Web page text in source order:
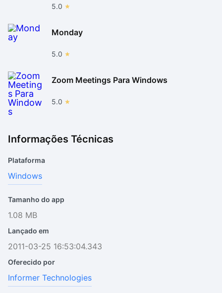
5.0
Monday
5.0
Zoom Meetings Para Windows
5.0
Informações Técnicas
Plataforma
Windows
Tamanho do app
1.08 MB
Lançado em
2011-03-25 16:53:04.343
Oferecido por
Informer Technologies